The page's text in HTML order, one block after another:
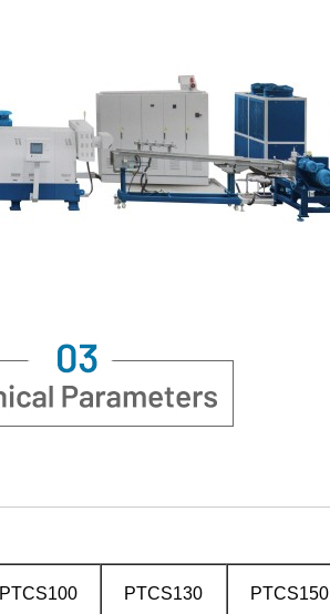
PTCS100 PTCS130 PTCS150